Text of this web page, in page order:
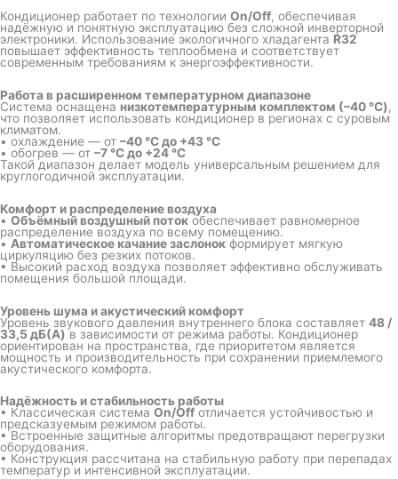
Кондиционер работает по технологии On/Off, обеспечивая
надёжную и понятную эксплуатацию без сложной инверторной
электроники. Использование экологичного хладагента R32
повышает эффективность теплообмена и соответствует
современным требованиям к энергоэффективности.
Работа в расширенном температурном диапазоне
Система оснащена низкотемпературным комплектом (–40 °C),
что позволяет использовать кондиционер в регионах с суровым
климатом.
• охлаждение — от –40 °C до +43 °C
• обогрев — от –7 °C до +24 °C
Такой диапазон делает модель универсальным решением для
круглогодичной эксплуатации.
Комфорт и распределение воздуха
• Объёмный воздушный потокобеспечивает равномерное
распределение воздуха по всему помещению.
• Автоматическое качание заслонок формирует мягкую
циркуляцию без резких потоков.
• Высокий расход воздуха позволяет эффективно обслуживать
помещения большой площади.
Уровень шума и акустический комфорт
Уровень звукового давления внутреннего блока составляет 48 /
33,5 дБ(A)в зависимости от режима работы. Кондиционер
ориентирован на пространства, где приоритетом является
мощность и производительность при сохранении приемлемого
акустического комфорта.
Надёжность и стабильность работы
• Классическая система On/Off отличается устойчивостью и
предсказуемым режимом работы.
• Встроенные защитные алгоритмы предотвращают перегрузки
оборудования.
• Конструкция рассчитана на стабильную работу при перепадах
температур и интенсивной эксплуатации.